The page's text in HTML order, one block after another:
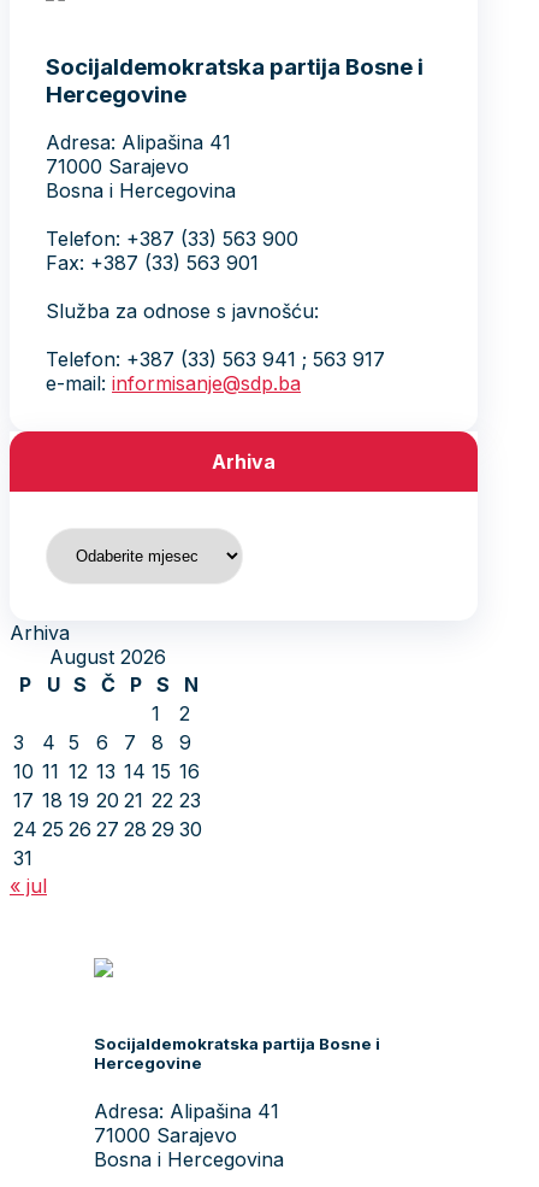
Socijaldemokratska partija Bosne i
Hercegovine
Adresa: Alipašina 41
71000 Sarajevo
Bosna i Hercegovina
Telefon: +387 (33) 563 900
Fax: +387 (33) 563 901
Služba za odnose s javnošću:
Telefon: +387 (33) 563 941 ; 563 917
e-mail: informisanje@sdp.ba
Arhiva
Arhiva
Arhiva
August 2026
P
U S Č P S
N
1
2
3
4 5 6 7 8
9
10 11 12 13 14 15 16
17 18 19 20 21 22 23
24 25 26 27 28 29 30
31
« jul
Socijaldemokratska partija Bosne i
Hercegovine
Adresa: Alipašina 41
71000 Sarajevo
Bosna i Hercegovina